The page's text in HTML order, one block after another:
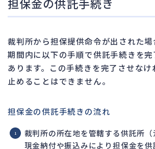
裁判所から担保提供命令が出された
期間内に以下の手順で供託手続きを
あります。この手続きを完了させな
止めることはできません。
担保金の供託手続きの流れ
裁判所の所在地を管轄する供託所（
現金納付や振込みにより担保金を供